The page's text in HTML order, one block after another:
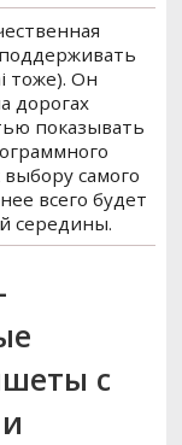
тоже). Он
дорогах
показывать
самого
всего будет
середины.
с